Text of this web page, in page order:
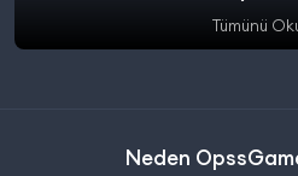
Tümünü
Neden